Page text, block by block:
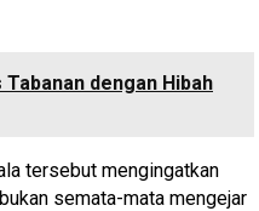
dengan Hibah
tersebut mengingatkan
semata-mata mengejar